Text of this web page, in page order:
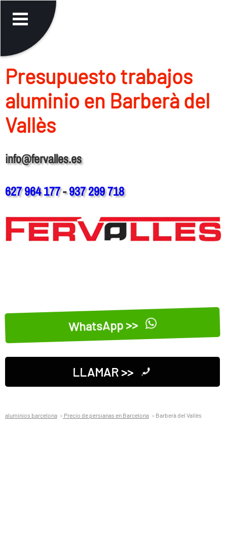
Presupuesto trabajos
aluminio en Barberà del
Vallès
info@fervalles.es
627 964 177-937 299 718
WhatsApp >>
LLAMAR >>
aluminios barcelona Precio de persianas en Barcelona Barberà del Vallès